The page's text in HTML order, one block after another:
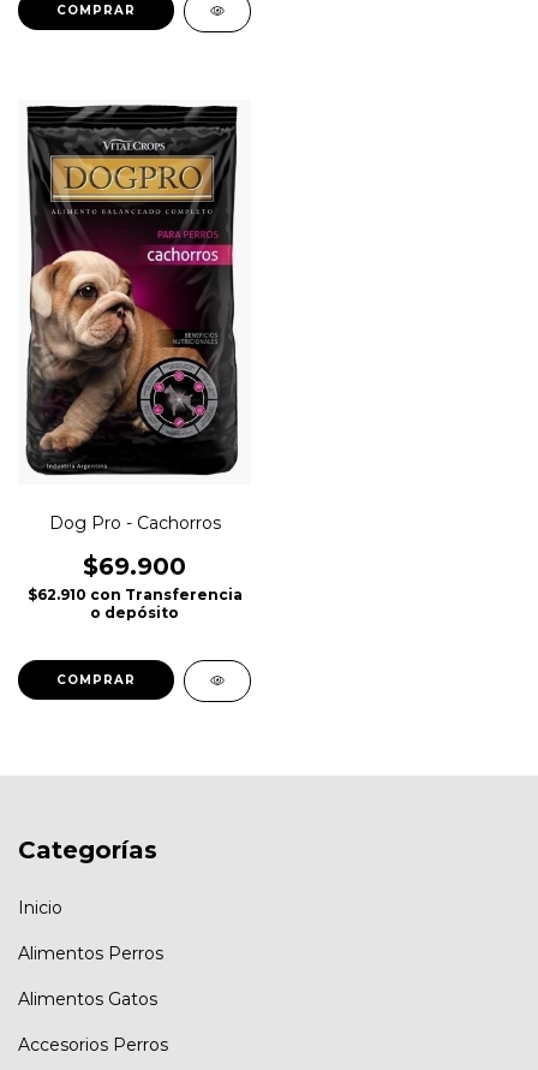
COMPRAR
Dog Pro - Cachorros
$69.900
$62.910 con Transferencia
o depósito
COMPRAR
Categorías
Inicio
Alimentos Perros
Alimentos Gatos
Accesorios Perros